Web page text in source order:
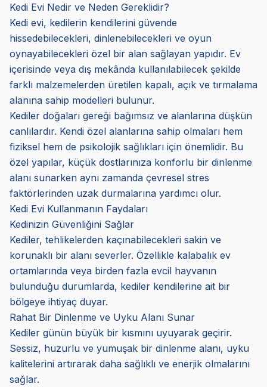
Kedi Evi Nedir ve Neden Gereklidir?
Kedi evi, kedilerin kendilerini güvende
hissedebilecekleri, dinlenebilecekleri ve oyun
oynayabilecekleri özel bir alan sağlayan yapıdır. Ev
içerisinde veya dış mekânda kullanılabilecek şekilde
farklı malzemelerden üretilen kapalı, açık ve tırmalama
alanına sahip modelleri bulunur.
Kediler doğaları gereği bağımsız ve alanlarına düşkün
canlılardır. Kendi özel alanlarına sahip olmaları hem
fiziksel hem de psikolojik sağlıkları için önemlidir. Bu
özel yapılar, küçük dostlarınıza konforlu bir dinlenme
alanı sunarken aynı zamanda çevresel stres
faktörlerinden uzak durmalarına yardımcı olur.
Kedi Evi Kullanmanın Faydaları
Kedinizin Güvenliğini Sağlar
Kediler, tehlikelerden kaçınabilecekleri sakin ve
korunaklı bir alanı severler. Özellikle kalabalık ev
ortamlarında veya birden fazla evcil hayvanın
bulunduğu durumlarda, kediler kendilerine ait bir
bölgeye ihtiyaç duyar.
Rahat Bir Dinlenme ve Uyku Alanı Sunar
Kediler günün büyük bir kısmını uyuyarak geçirir.
Sessiz, huzurlu ve yumuşak bir dinlenme alanı, uyku
kalitelerini artırarak daha sağlıklı ve enerjik olmalarını
sağlar.